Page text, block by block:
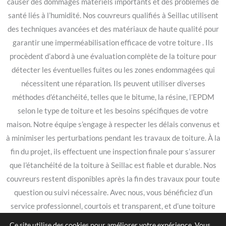
causer des dommages matériels importants et des problèmes de
santé liés à l’humidité. Nos couvreurs qualifiés à Seillac utilisent
des techniques avancées et des matériaux de haute qualité pour
garantir une imperméabilisation efficace de votre toiture . Ils
procèdent d’abord à une évaluation complète de la toiture pour
détecter les éventuelles fuites ou les zones endommagées qui
nécessitent une réparation. Ils peuvent utiliser diverses
méthodes d’étanchéité, telles que le bitume, la résine, l’EPDM
selon le type de toiture et les besoins spécifiques de votre
maison. Notre équipe s’engage à respecter les délais convenus et
à minimiser les perturbations pendant les travaux de toiture. À la
fin du projet, ils effectuent une inspection finale pour s’assurer
que l’étanchéité de la toiture à Seillac est fiable et durable. Nos
couvreurs restent disponibles après la fin des travaux pour toute
question ou suivi nécessaire. Avec nous, vous bénéficiez d’un
service professionnel, courtois et transparent, et d’une toiture